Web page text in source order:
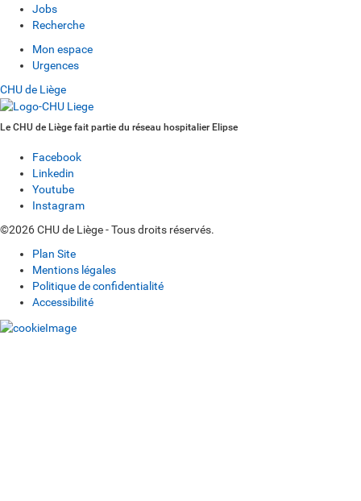
Jobs
Recherche
Mon espace
Urgences
CHU de Liège
Le CHU de Liège fait partie du réseau hospitalier Elipse
Facebook
Linkedin
Youtube
Instagram
©2026 CHU de Liège - Tous droits réservés.
Plan Site
Mentions légales
Politique de confidentialité
Accessibilité